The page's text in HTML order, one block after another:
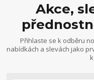
Akce,
Přihlaste se k odběru
nabídkách a slevách jako